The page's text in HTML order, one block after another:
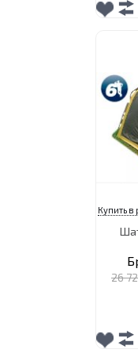
Купить в
26